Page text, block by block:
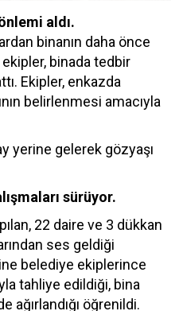
aldı.
binanın daha önce
binada tedbir
Ekipler, enkazda
belirlenmesi amacıyla
yerine gelerek gözyaşı
sürüyor.
22 daire ve 3 dükkan
ses geldiği
belediye ekiplerince
tahliye edildiği, bina
öğrenildi.